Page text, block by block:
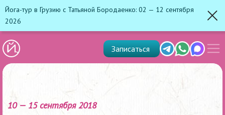
Йога-тур в Грузию с Татьяной Бородаенко: 02 — 12 сентября
2026
TelegramWhats'app
Max
Записаться
меню
10 — 15 сентября 2018